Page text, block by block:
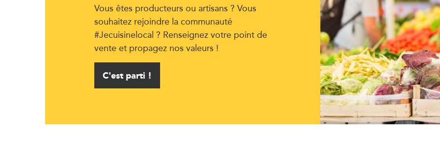
Vous êtes producteurs ou artisans ? Vous
souhaitez rejoindre la communauté
#Jecuisinelocal ? Renseignez votre point de
vente et propagez nos valeurs !
C'est parti !